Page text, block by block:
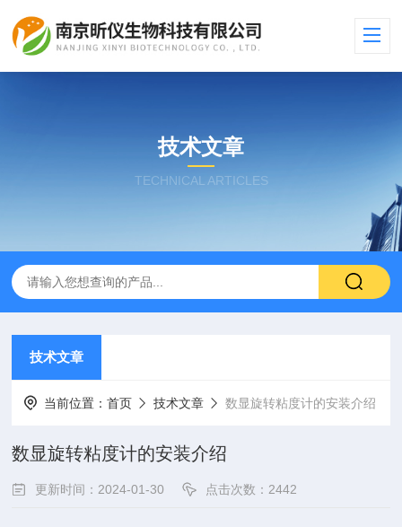
技术文章
TECHNICAL ARTICLES
技术文章
当前位置：首页 技术文章 数显旋转粘度计的安装介绍
数显旋转粘度计的安装介绍
更新时间：2024-01-30 点击次数：2442